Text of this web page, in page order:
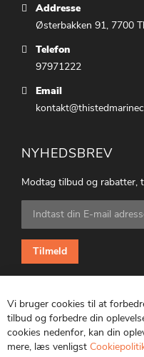
Addresse
Østerbakken 91, 7700
Telefon
97971222
Email
NYHEDSBREV
Modtag tilbud og rabatter,
Tilmeld
dig
vores
nyhedsbrev:
Tilmeld
Vi bruger cookies til at
tilbud og forbedre din
cookies nedenfor, kan din
mere, læs venligst